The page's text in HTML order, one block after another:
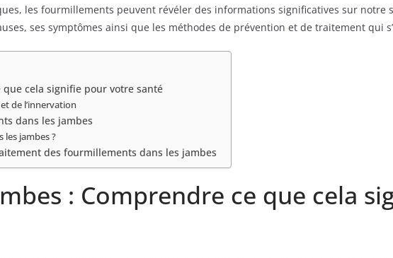
les fourmillements peuvent révéler des informations significatives sur notre
ses symptômes ainsi que les méthodes de prévention et de traitement qui
cela signifie pour votre santé
de l’innervation
dans les jambes
les jambes ?
des fourmillements dans les jambes
: Comprendre ce que cela